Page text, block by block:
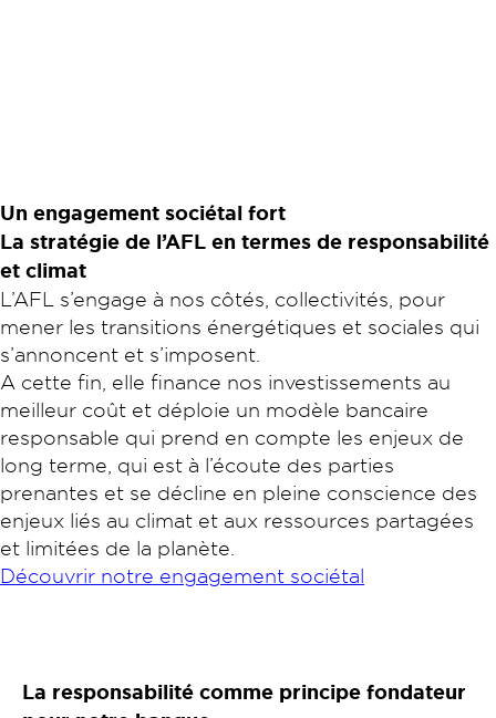
Un engagement sociétal fort
La stratégie de l’AFL en termes de responsabilité
et climat
L’AFL s’engage à nos côtés, collectivités, pour
mener les transitions énergétiques et sociales qui
s’annoncent et s’imposent.
A cette fin, elle finance nos investissements au
meilleur coût et déploie un modèle bancaire
responsable qui prend en compte les enjeux de
long terme, qui est à l’écoute des parties
prenantes et se décline en pleine conscience des
enjeux liés au climat et aux ressources partagées
et limitées de la planète.
Découvrir notre engagement sociétal
La responsabilité comme principe fondateur